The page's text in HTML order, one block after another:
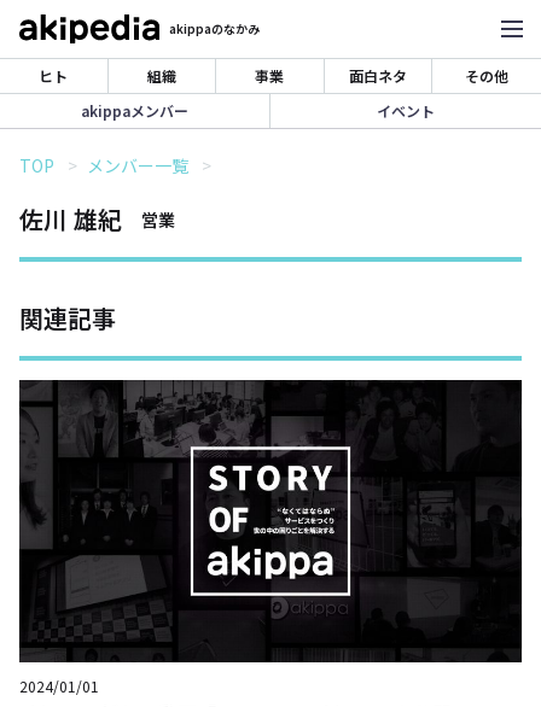
akippaのなかみ
ヒト 組織 事業 面白ネタ
その他
akippaメンバー
イベント
TOP メンバー一覧
佐川 雄紀 営業
関連記事
2024/01/01